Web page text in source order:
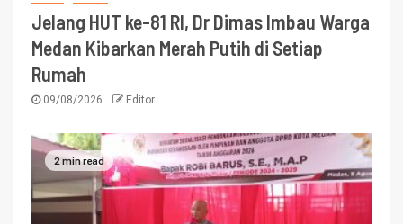
Jelang HUT ke-81 RI, Dr Dimas Imbau Warga
Medan Kibarkan Merah Putih di Setiap
Rumah
09/08/2026 Editor
2 min read